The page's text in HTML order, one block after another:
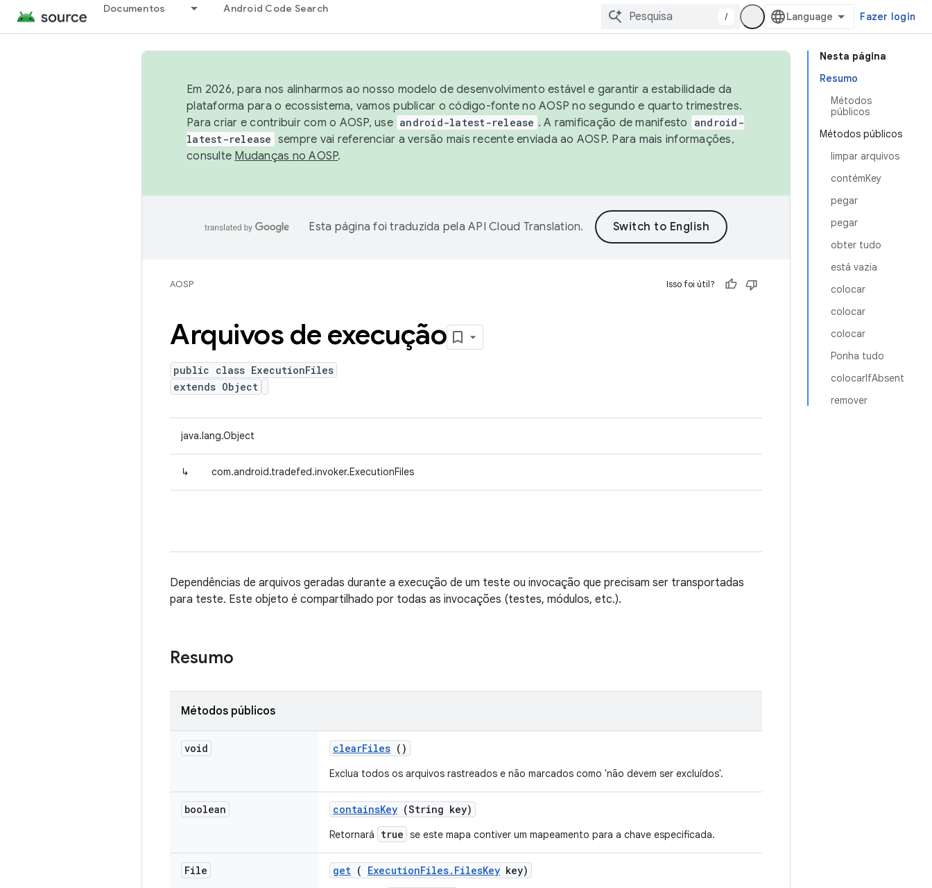
Documentos Android Code Search
/ Fazer login
Nesta página
Resumo
Métodos
públicos
Métodos públicos
limpar arquivos
contémKey
pegar
pegar
obter tudo
está vazia
colocar
colocar
colocar
Ponha tudo
colocarIfAbsent
remover
Em 2026, para nos alinharmos ao nosso modelo de desenvolvimento estável e garantir a estabilidade da
plataforma para o ecossistema, vamos publicar o código-fonte no AOSP no segundo e quarto trimestres.
Para criar e contribuir com o AOSP, use android-latest-release . A ramificação de manifesto
android-
latest-release sempre vai referenciar a versão mais recente enviada ao AOSP. Para mais informações,
consulte Mudanças no AOSP.
Esta página foi traduzida pela API Cloud Translation.
AOSP Isso foi útil?
Arquivos de execução
public class ExecutionFiles
extends Object
java.lang.Object
↳ com.android.tradefed.invoker.ExecutionFiles
Dependências de arquivos geradas durante a execução de um teste ou invocação que precisam ser transportadas
para teste. Este objeto é compartilhado por todas as invocações (testes, módulos, etc.).
Resumo
Métodos públicos
void clearFiles ()
Exclua todos os arquivos rastreados e não marcados como 'não devem ser excluídos'.
boolean containsKey (String key)
Retornará true se este mapa contiver um mapeamento para a chave especificada.
File get ( ExecutionFiles. FilesKey key)